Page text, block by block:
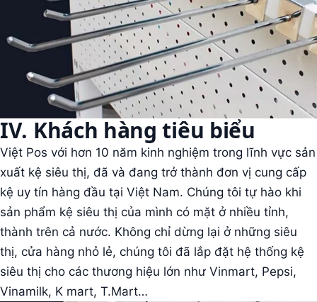
IV. Khách hàng tiêu biểu
Việt Pos với hơn 10 năm kinh nghiệm trong lĩnh vực sản
xuất kệ siêu thị, đã và đang trở thành đơn vị cung cấp
kệ uy tín hàng đầu tại Việt Nam. Chúng tôi tự hào khi
sản phẩm kệ siêu thị của mình có mặt ở nhiều tỉnh,
thành trên cả nước. Không chỉ dừng lại ở những siêu
thị, cửa hàng nhỏ lẻ, chúng tôi đã lắp đặt hệ thống kệ
siêu thị cho các thương hiệu lớn như Vinmart, Pepsi,
Vinamilk, K mart, T.Mart…